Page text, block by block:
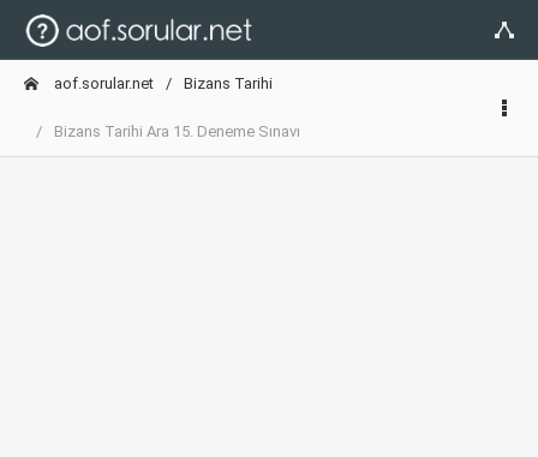
aof.sorular.net Bizans Tarihi
Bizans Tarihi Ara 15. Deneme Sınavı